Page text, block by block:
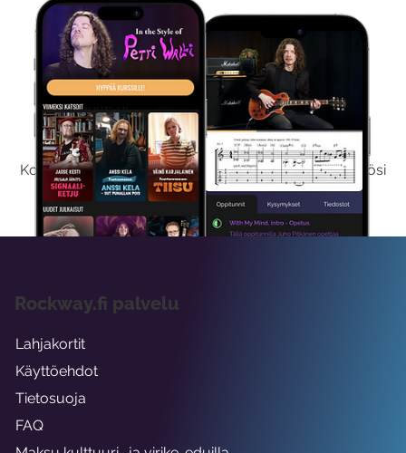
Kokeile Ilmaiseksi
Kokeilemalla ilmaiseksi saat koko sisältömme käyttöösi
viikon ajaksi.
Rockway.fi palvelu
Lahjakortit
Käyttöehdot
Tietosuoja
FAQ